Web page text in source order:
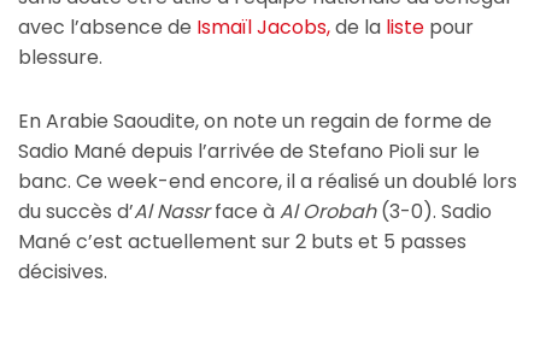
avec l’absence de Ismaïl Jacobs,de la liste pour
blessure.
En Arabie Saoudite, on note un regain de forme de
Sadio Mané depuis l’arrivée de Stefano Pioli sur le
banc. Ce week-end encore, il a réalisé un doublé lors
du succès d’Al Nassrface àAl Orobah(3-0). Sadio
Mané c’est actuellement sur 2 buts et 5 passes
décisives.